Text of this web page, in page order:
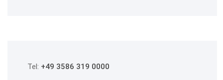
Tel: +49 3586 319 0000